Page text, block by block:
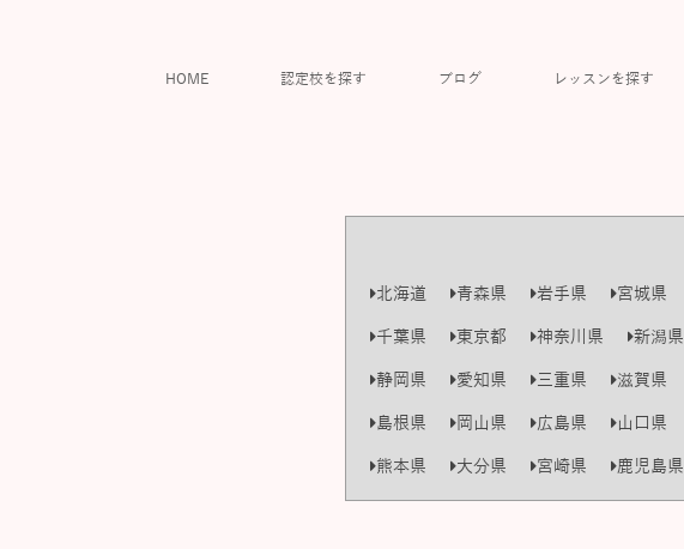
HOME 認定校を探す ブログ レッスンを探す
北海道 青森県 岩手県 宮城県
千葉県
東京都 神奈川県 新潟県
静岡県
愛知県 三重県 滋賀県
島根県
岡山県 広島県 山口県
熊本県
大分県 宮崎県 鹿児島県